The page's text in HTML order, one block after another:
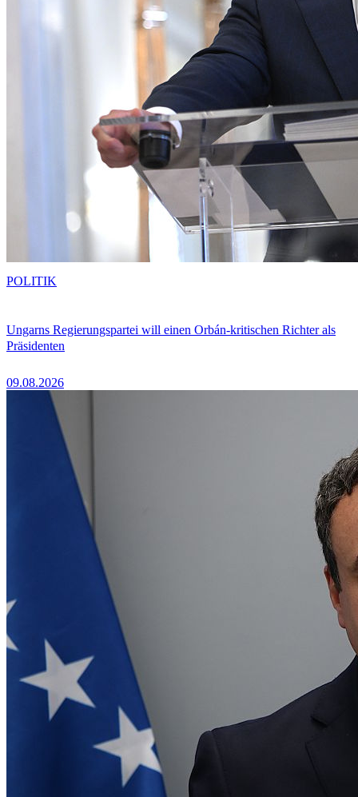
Ungarns Regierungspartei will einen Orbán-kritischen Richter als
Präsidenten
09.08.2026
POLITIK